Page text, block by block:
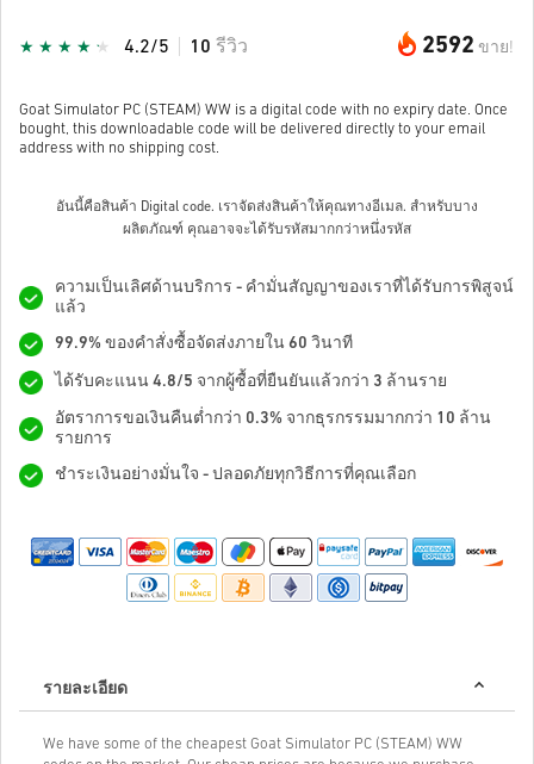
2592 ขาย!
4.2/5 10 รีวิว
Goat Simulator PC (STEAM) WW is a digital code with no expiry date. Once
bought, this downloadable code will be delivered directly to your email
address with no shipping cost.
อันนี้คือสินค้า Digital code. เราจัดส่งสินค้าให้คุณทางอีเมล. สำหรับบาง
ผลิตภัณฑ์ คุณอาจจะได้รับรหัสมากกว่าหนึ่งรหัส
ความเป็นเลิศด้านบริการ - คำมั่นสัญญาของเราที่ได้รับการพิสูจน์
แล้ว
99.9% ของคำสั่งซื้อจัดส่งภายใน 60 วินาที
ได้รับคะแนน 4.8/5 จากผู้ซื้อที่ยืนยันแล้วกว่า 3 ล้านราย
อัตราการขอเงินคืนต่ำกว่า 0.3% จากธุรกรรมมากกว่า 10 ล้าน
รายการ
ชำระเงินอย่างมั่นใจ - ปลอดภัยทุกวิธีการที่คุณเลือก
รายละเอียด
We have some of the cheapest Goat Simulator PC (STEAM) WW